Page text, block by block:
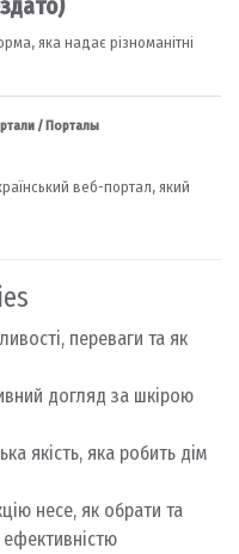
переваги та як
догляд за шкірою
якість, яка робить дім
несе, як обрати та